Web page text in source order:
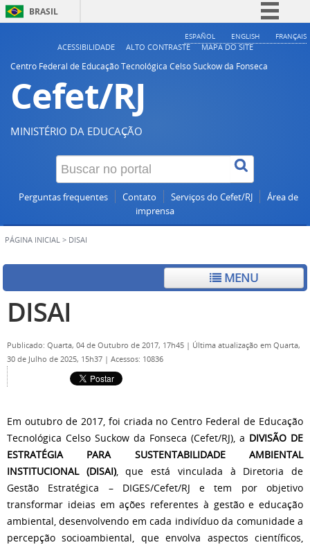
BRASIL
Simplifique!
ESPAÑOL ENGLISH FRANÇAIS
ACESSIBILIDADE ALTO CONTRASTE
MAPA DO SITE
Centro Federal de Educação Tecnológica Celso Suckow da Fonseca
Cefet/RJ
MINISTÉRIO DA EDUCAÇÃO
Perguntas frequentes Contato Serviços do Cefet/RJ
Área de
imprensa
PÁGINA INICIAL > DISAI
MENU
DISAI
Publicado: Quarta, 04 de Outubro de 2017, 17h45 | Última atualização em Quarta,
30 de Julho de 2025, 15h37 | Acessos: 10836
Em outubro de 2017, foi criada no Centro Federal de Educação
Tecnológica Celso Suckow da Fonseca (Cefet/RJ), a DIVISÃO DE
ESTRATÉGIA PARA SUSTENTABILIDADE AMBIENTAL
INSTITUCIONAL (DISAI), que está vinculada à Diretoria de
Gestão Estratégica – DIGES/Cefet/RJ e tem por objetivo
transformar ideias em ações referentes à gestão e educação
ambiental, desenvolvendo em cada indivíduo da comunidade a
percepção socioambiental, que envolva aspectos científicos,